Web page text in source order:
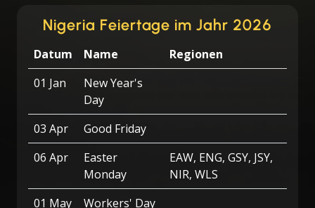
Nigeria Feiertage im Jahr 2026
Datum Name
Regionen
01 Jan
New Year's
Day
03 Apr
Good Friday
06 Apr
Easter
Monday
EAW, ENG, GSY, JSY,
NIR, WLS
01 May
Workers' Day